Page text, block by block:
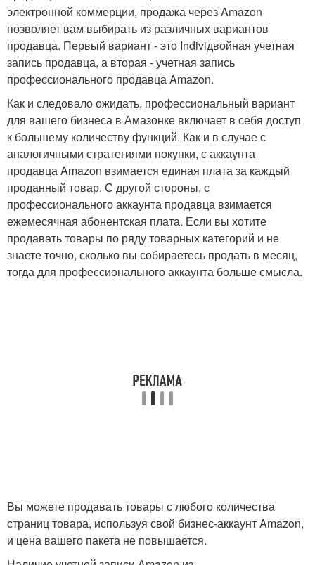
электронной коммерции, продажа через Amazon
позволяет вам выбирать из различных вариантов
продавца. Первый вариант - это Indiviдвойная учетная
запись продавца, а вторая - учетная запись
профессионального продавца Amazon.
Как и следовало ожидать, профессиональный вариант
для вашего бизнеса в Амазонке включает в себя доступ
к большему количеству функций. Как и в случае с
аналогичными стратегиями покупки, с аккаунта
продавца Amazon взимается единая плата за каждый
проданный товар. С другой стороны, с
профессионального аккаунта продавца взимается
ежемесячная абонентская плата. Если вы хотите
продавать товары по ряду товарных категорий и не
знаете точно, сколько вы собираетесь продать в месяц,
тогда для профессионального аккаунта больше смысла.
Вы можете продавать товары с любого количества
страниц товара, используя свой бизнес-аккаунт Amazon,
и цена вашего пакета не повышается.